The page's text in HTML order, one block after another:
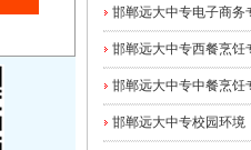
邯郸远大中专电子商务
邯郸远大中专西餐烹饪
邯郸远大中专中餐烹饪
邯郸远大中专校园环境